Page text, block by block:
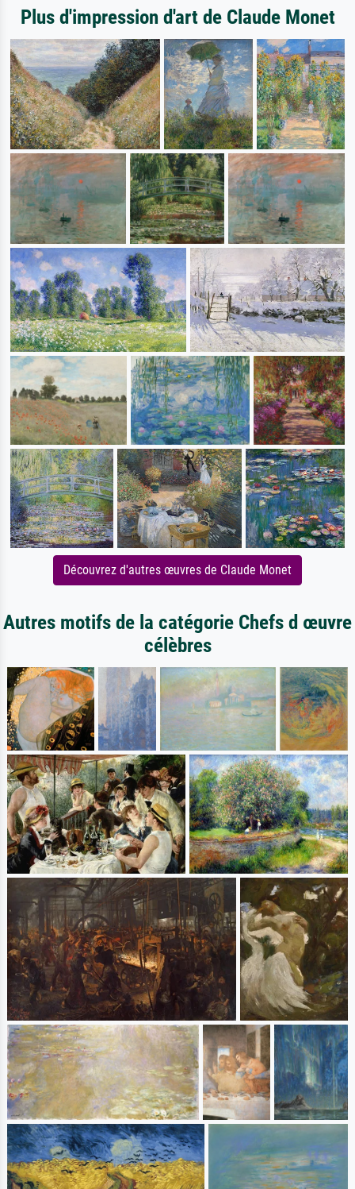
Plus d'impression d'art de Claude Monet
Découvrez d'autres œuvres de Claude Monet
Autres motifs de la catégorie Chefs d œuvre
célèbres